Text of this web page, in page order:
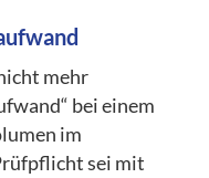
mehr
bei einem
im
sei mit